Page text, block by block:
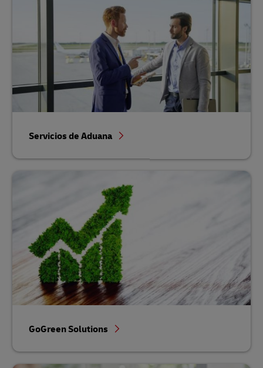
Servicios de Aduana
GoGreen Solutions